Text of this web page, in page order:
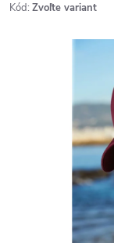
Kód: Zvoľte variant